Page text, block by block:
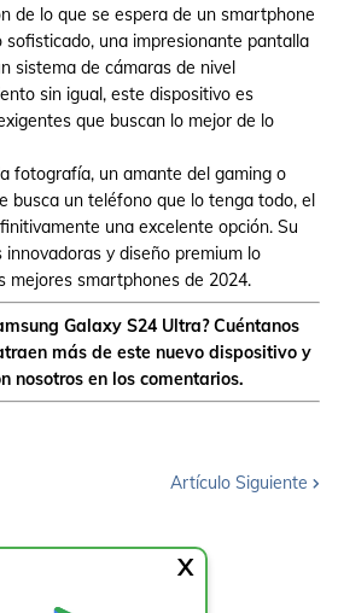
de lo que se espera de un smartphone
sofisticado, una impresionante pantalla
sistema de cámaras de nivel
sin igual, este dispositivo es
que buscan lo mejor de lo
fotografía, un amante del gaming o
busca un teléfono que lo tenga todo, el
una excelente opción. Su
y diseño premium lo
mejores smartphones de 2024.
Galaxy S24 Ultra? Cuéntanos
más de este nuevo dispositivo y
nosotros en los comentarios.
Artículo Siguiente
X